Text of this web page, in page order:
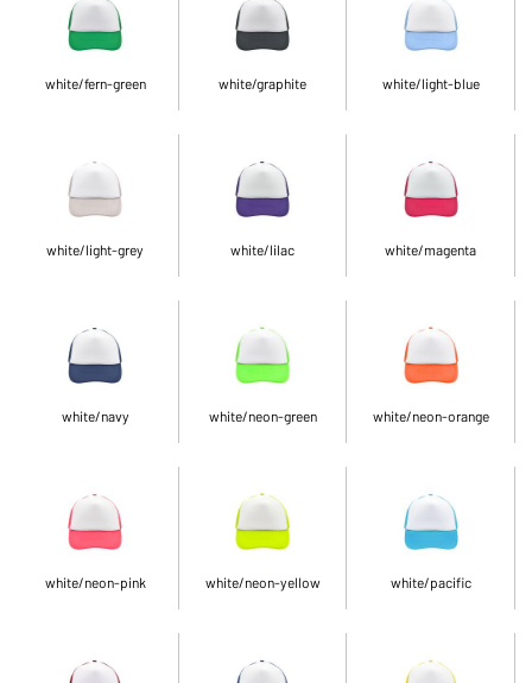
white/fern-green white/graphite white/light-blue
white/light-grey white/lilac white/magenta
white/navy white/neon-green white/neon-orange
white/neon-pink white/neon-yellow white/pacific